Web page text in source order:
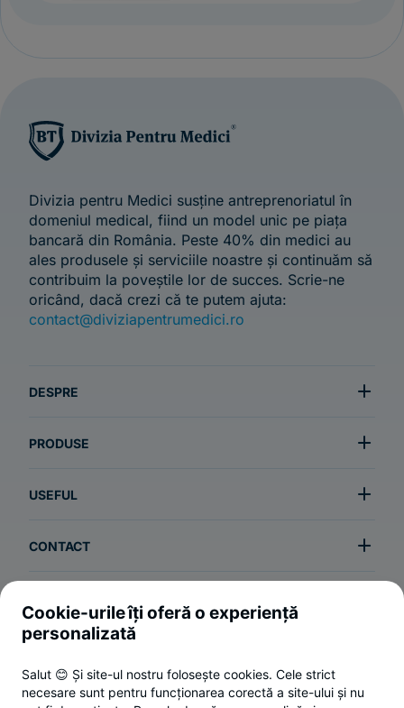
Divizia pentru Medici susține antreprenoriatul în
domeniul medical, fiind un model unic pe piața
bancară din România. Peste 40% din medici au
ales produsele și serviciile noastre și continuăm să
contribuim la poveștile lor de succes. Scrie-ne
oricând, dacă crezi că te putem ajuta:
contact@diviziapentrumedici.ro
DESPRE
PRODUSE
USEFUL
CONTACT
Termeni și condiții
Politica de confidențialitate
Cookie-urile îți oferă o experiență
personalizată
Salut 😊 Și site-ul nostru folosește cookies. Cele strict
necesare sunt pentru funcționarea corectă a site-ului și nu